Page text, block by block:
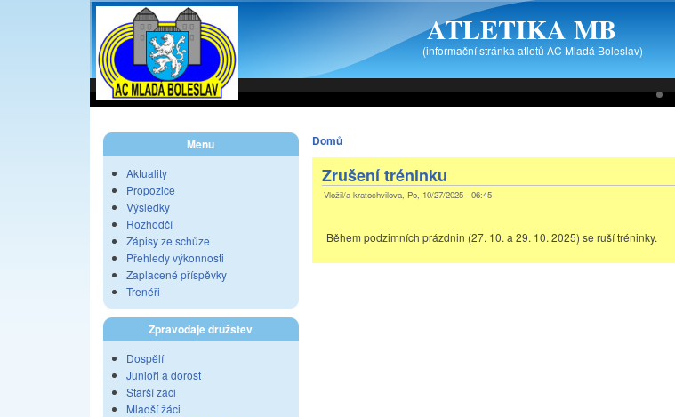
ATLETIKA MB
(informační stránka atletů AC Mladá Boleslav)
Menu
Aktuality
Propozice
Výsledky
Rozhodčí
Zápisy ze schůze
Přehledy výkonnosti
Zaplacené příspěvky
Trenéři
Zpravodaje družstev
Dospělí
Junioři a dorost
Starší žáci
Mladší žáci
Domů
Zrušení tréninku
Vložil/a kratochvilova, Po, 10/27/2025 - 06:45
Během podzimních prázdnin (27. 10. a 29. 10. 2025) se ruší tréninky.